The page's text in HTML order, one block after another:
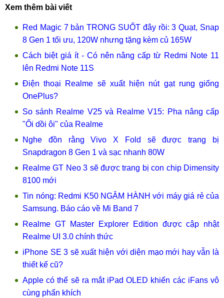
Xem thêm bài viết
Red Magic 7 bản TRONG SUỐT đây rồi: 3 Quạt, Snap
8 Gen 1 tối ưu, 120W nhưng tặng kèm củ 165W
Cách biệt giá ít - Có nên nâng cấp từ Redmi Note 11
lên Redmi Note 11S
Điện thoại Realme sẽ xuất hiện nút gạt rung giống
OnePlus?
So sánh Realme V25 và Realme V15: Pha nâng cấp
"Ối dồi ôi" của Realme
Nghe đồn rằng Vivo X Fold sẽ được trang bị
Snapdragon 8 Gen 1 và sạc nhanh 80W
Realme GT Neo 3 sẽ được trang bị con chip Dimensity
8100 mới
Tin nóng: Redmi K50 NGẬM HÀNH với máy giá rẻ của
Samsung. Báo cáo về Mi Band 7
Realme GT Master Explorer Edition được cập nhật
Realme UI 3.0 chính thức
iPhone SE 3 sẽ xuất hiện với diện mạo mới hay vẫn là
thiết kế cũ?
Apple có thể sẽ ra mắt iPad OLED khiến các iFans vô
cùng phấn khích